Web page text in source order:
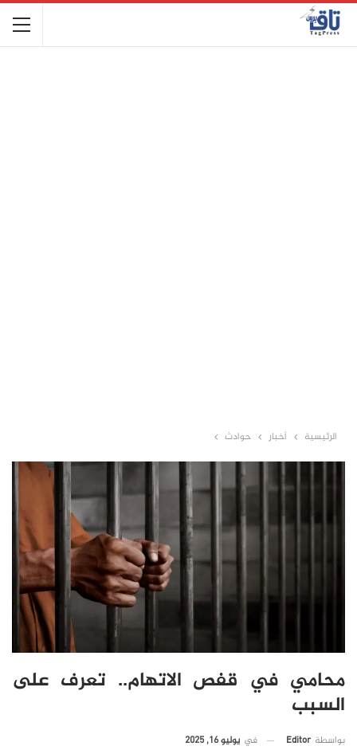
الرئيسية أخبار حوادث
محامي في قفص الاتهام.. تعرف على
السبب
بواسطة Editor في يوليو 16, 2025